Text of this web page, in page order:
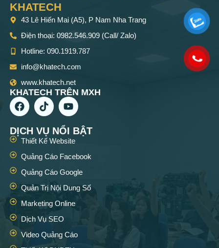
KHATECH
43 Lê Hiến Mai (A5), P Nam Nha Trang
Điện thoại: 0982.546.909 (Call/ Zalo)
Hotline: 090.1919.787
info@khatech.com
www.khatech.net
KHATECH TRÊN MXH
DỊCH VỤ NỔI BẬT
Thiết Kế Website
Quảng Cáo Facebook
Quảng Cáo Google
Quản Trị Nội Dung Số
Marketing Online
Dịch Vụ SEO
Video Quảng Cáo